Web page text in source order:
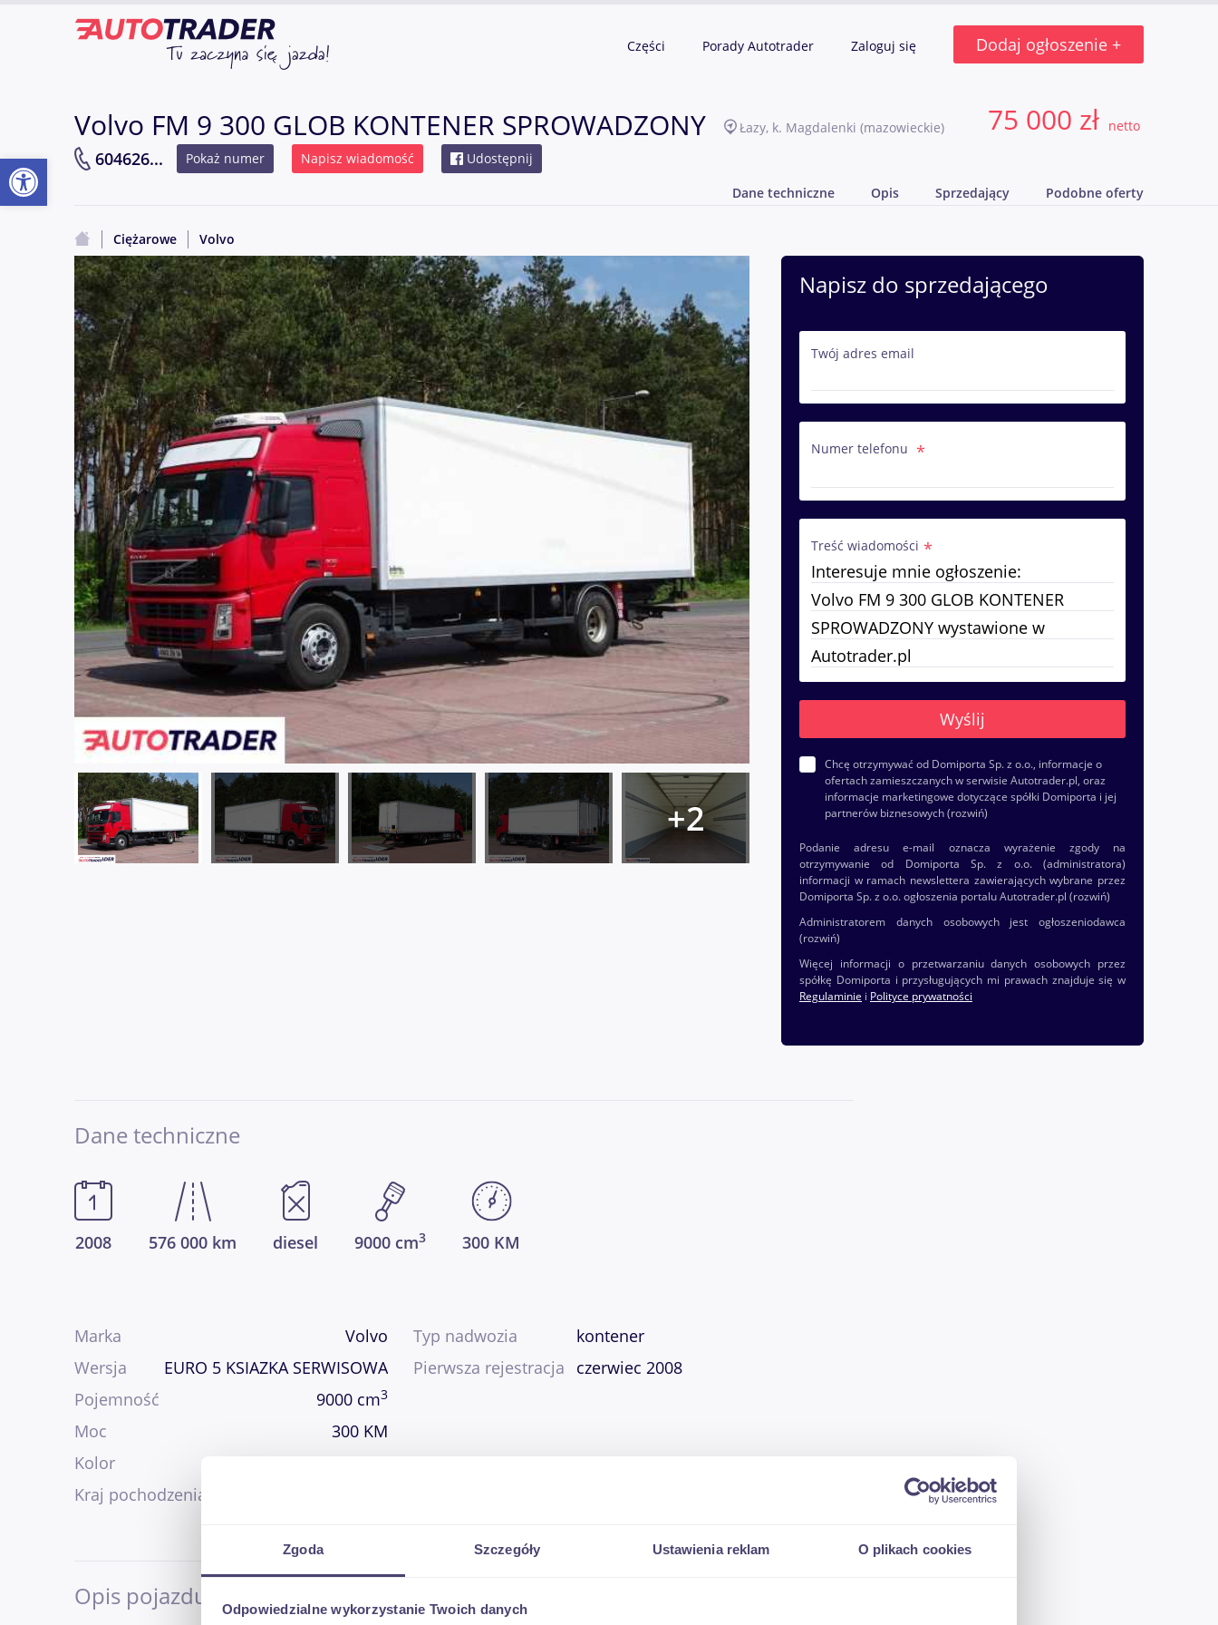
Zgoda Szczegóły Ustawienia reklam O plikach cookies
Odpowiedzialne wykorzystanie Twoich danych
Części Porady Autotrader Zaloguj się Dodaj ogłoszenie +
Volvo FM 9 300 GLOB KONTENER SPROWADZONY Łazy, k. Magdalenki (mazowieckie)
604626... Pokaż numer Napisz wiadomość Udostępnij
75 000 zł netto
Dane techniczne Opis Sprzedający Podobne oferty
Ciężarowe Volvo
Napisz do sprzedającego
Twój adres email
Numer telefonu
Treść wiadomości
Chcę otrzymywać od Domiporta Sp. z o.o., informacje o
ofertach zamieszczanych w serwisie Autotrader.pl, oraz
informacje marketingowe dotyczące spółki Domiporta i jej
partnerów biznesowych(rozwiń)
Podanie adresu e-mail oznacza wyrażenie zgody na
otrzymywanie od Domiporta Sp. z o.o. (administratora)
informacji w ramach newslettera zawierających wybrane przez
Domiporta Sp. z o.o. ogłoszenia portalu Autotrader.pl (rozwiń)
Administratorem danych osobowych jest ogłoszeniodawca
(rozwiń)
Więcej informacji o przetwarzaniu danych osobowych przez
spółkę Domiporta i przysługujących mi prawach znajduje się w
Regulaminie i Polityce prywatności
Dane techniczne
2008 576 000 km diesel 9000 cm3 300 KM
Marka
Volvo
Wersja
EURO 5 KSIAZKA SERWISOWA
Pojemność
9000 cm3
Moc
300 KM
Kolor
Kraj pochodzenia
Typ nadwozia
kontener
Pierwsza rejestracja
czerwiec 2008
Opis pojazdu
Otwórz pasek narzędzi